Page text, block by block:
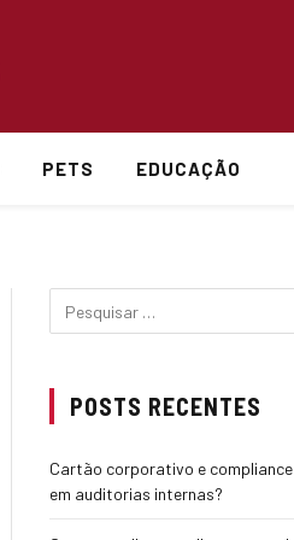
PETS EDUCAÇÃO
POSTS RECENTES
Cartão corporativo e
em auditorias internas?